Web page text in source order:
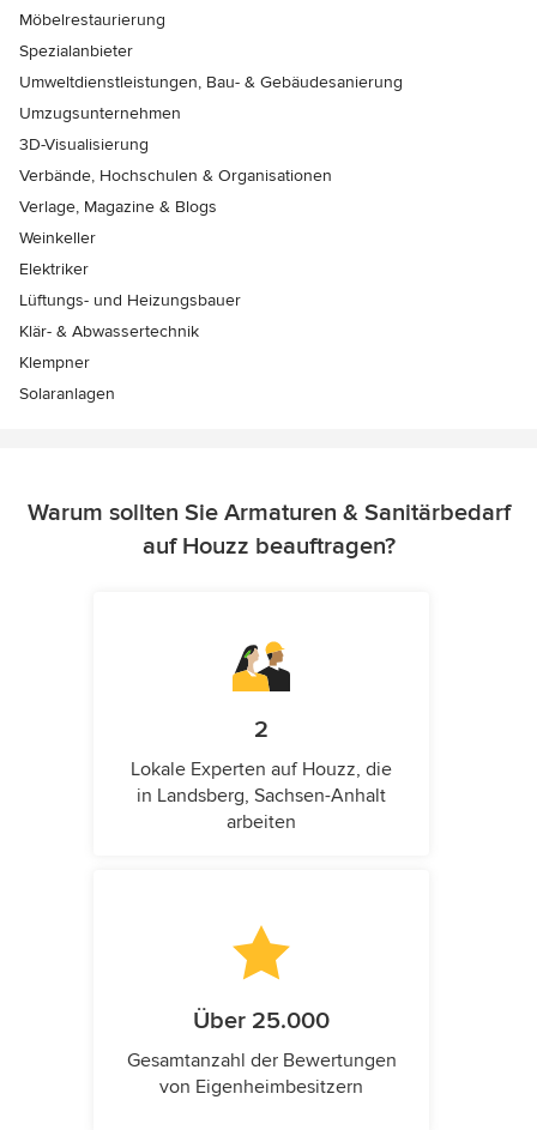
Möbelrestaurierung
Spezialanbieter
Umweltdienstleistungen, Bau- & Gebäudesanierung
Umzugsunternehmen
3D-Visualisierung
Verbände, Hochschulen & Organisationen
Verlage, Magazine & Blogs
Weinkeller
Elektriker
Lüftungs- und Heizungsbauer
Klär- & Abwassertechnik
Klempner
Solaranlagen
Warum sollten Sie Armaturen & Sanitärbedarf
auf Houzz beauftragen?
2
Lokale Experten auf Houzz, die
in Landsberg, Sachsen-Anhalt
arbeiten
Über 25.000
Gesamtanzahl der Bewertungen
von Eigenheimbesitzern